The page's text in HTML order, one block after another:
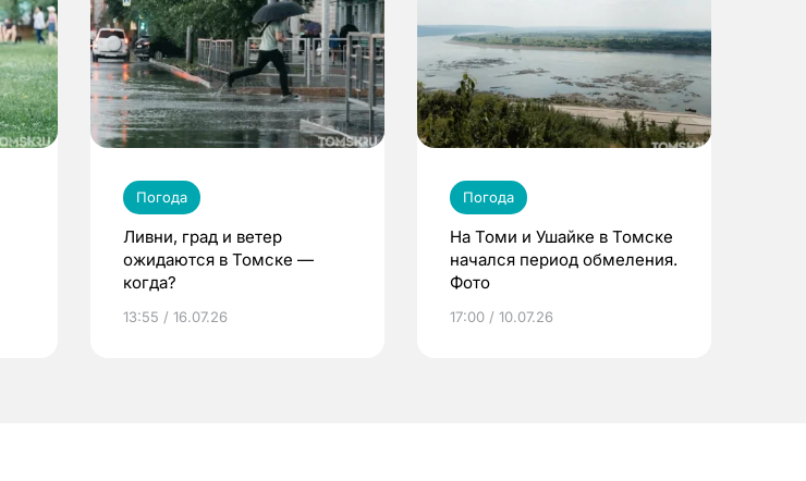
Погода
Ливни, град и ветер
ожидаются в Томске —
когда?
13:55 / 16.07.26
Погода
На Томи и Ушайке в Томске
начался период обмеления.
Фото
17:00 / 10.07.26